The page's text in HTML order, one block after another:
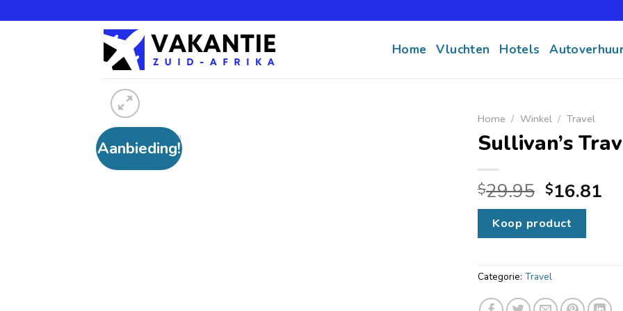
Home Vluchten Hotels
Aanbieding!
Home / Winkel / Travel
Sullivan’s
$29.95 $16.81
Koop product
Categorie: Travel